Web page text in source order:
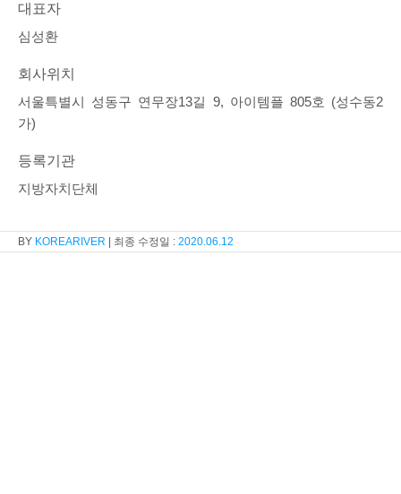
대표자
심성환
회사위치
서울특별시 성동구 연무장13길 9, 아이템플 805호 (성수동2
가)
등록기관
지방자치단체
KOREARIVER 2020.06.12